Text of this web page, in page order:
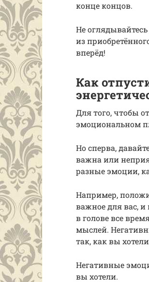
конце концов.
Не
из
вперёд!
Как
Для того, чтобы
эмоциональном
Но сперва,
важна или
разные эмоции,
Например,
важное для вас, и
в голове все
мыслей.
так, как вы хотели
Негативные
вы хотели.